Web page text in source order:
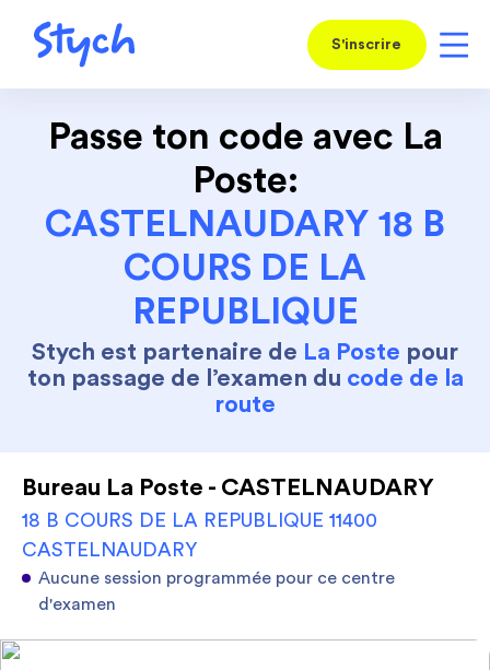
S'inscrire
Passe ton code avec La
Poste:
CASTELNAUDARY 18 B
COURS DE LA
REPUBLIQUE
Stych est partenaire de La Poste pour
ton passage de l’examen du code de la
route
Bureau La Poste - CASTELNAUDARY
18 B COURS DE LA REPUBLIQUE 11400
CASTELNAUDARY
Aucune session programmée pour ce centre
d'examen